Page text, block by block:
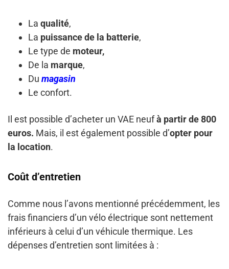
La qualité,
La puissance de la batterie,
Le type de moteur,
De la marque,
Du magasin
Le confort.
Il est possible d’acheter un VAE neufà partir de 800
euros. Mais, il est également possible d’opter pour
la location.
Coût d’entretien
Comme nous l’avons mentionné précédemment, les
frais financiers d’un vélo électrique sont nettement
inférieurs à celui d’un véhicule thermique. Les
dépenses d’entretien sont limitées à :